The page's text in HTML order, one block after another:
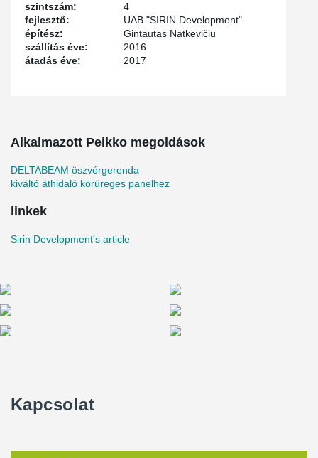
szintszám:
4
fejlesztő:
UAB "SIRIN Development"
építész:
Gintautas Natkevičiu
szállítás éve:
2016
átadás éve:
2017
Alkalmazott Peikko megoldások
DELTABEAM öszvérgerenda
kiváltó áthidaló körüreges panelhez
linkek
Sirin Development's article
Kapcsolat